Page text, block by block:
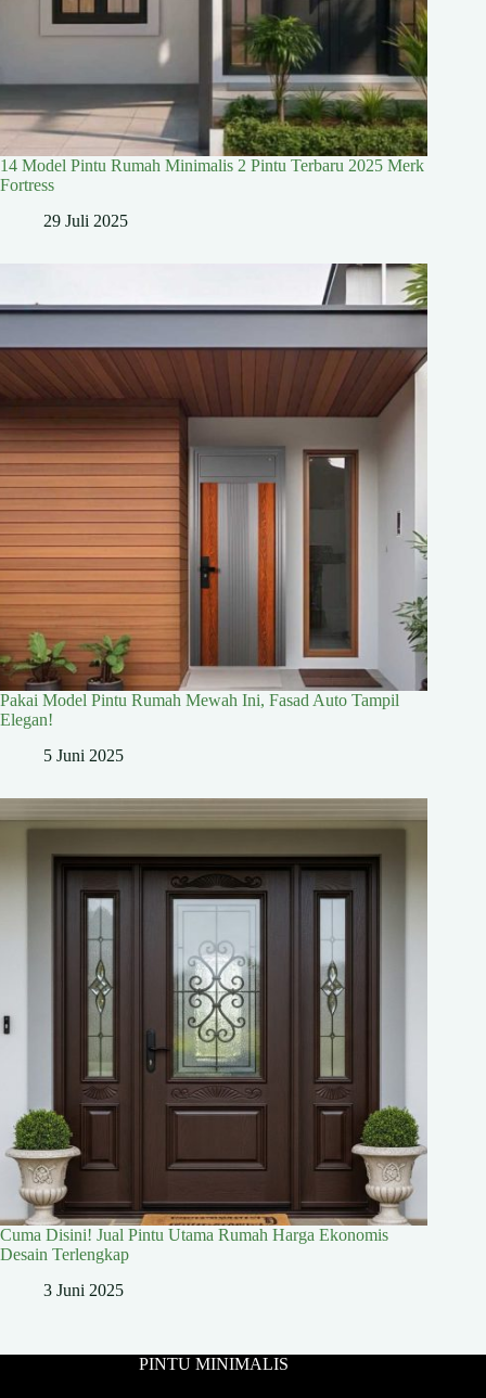
14 Model Pintu Rumah Minimalis 2 Pintu Terbaru 2025 Merk
Fortress
29 Juli 2025
Pakai Model Pintu Rumah Mewah Ini, Fasad Auto Tampil
Elegan!
5 Juni 2025
Cuma Disini! Jual Pintu Utama Rumah Harga Ekonomis
Desain Terlengkap
3 Juni 2025
PINTU MINIMALIS